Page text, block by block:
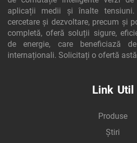
aplicații medii și înalte
cercetare și dezvoltare, precum și
completă, oferă soluții sigure,
de energie, care beneficiază
internaționali. Solicitați o ofertă
Link Util
Produse
Știri